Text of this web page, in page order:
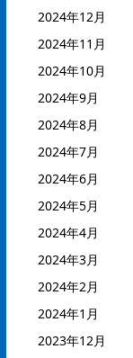
2024年12月
2024年11月
2024年10月
2024年9月
2024年8月
2024年7月
2024年6月
2024年5月
2024年4月
2024年3月
2024年2月
2024年1月
2023年12月